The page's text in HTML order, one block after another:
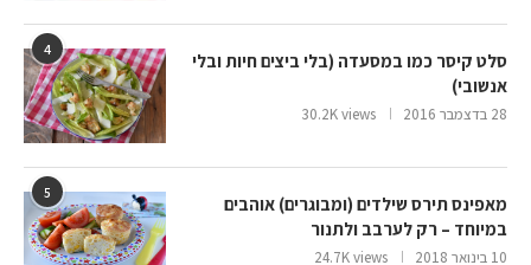
4
סלט קיסר כמו במסעדה (בלי ביצים חיות ובלי
אנשובי)
28 בדצמבר 2016 30.2K views
5
מאפינס תירס שילדים (ומבוגרים) אוהבים
במיוחד – רק לערבב ולתנור
10 בינואר 2018 24.7K views